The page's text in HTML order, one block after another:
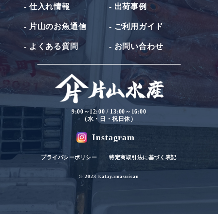
- 仕入れ情報 - 出荷事例
- 片山のお魚通信 - ご利用ガイド
- よくある質問 - お問い合わせ
9:00～12:00 / 13:00～16:00
（水・日・祝日休）
Instagram
プライバシーポリシー 特定商取引法に基づく表記
© 2023 katayamasuisan